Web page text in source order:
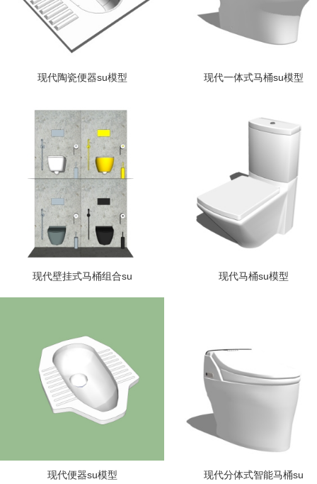
现代陶瓷便器su模型 现代一体式马桶su模型
现代壁挂式马桶组合su 现代马桶su模型
现代便器su模型 现代分体式智能马桶su